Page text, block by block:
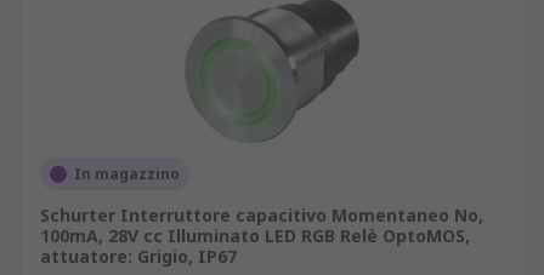
In magazzino
Schurter Interruttore capacitivo Momentaneo No,
100mA, 28V cc Illuminato LED RGB Relè OptoMOS,
attuatore: Grigio, IP67